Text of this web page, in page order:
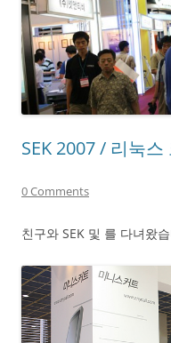
SEK 2007 / 리눅
0 Comments
친구와 SEK 및 를 다녀왔